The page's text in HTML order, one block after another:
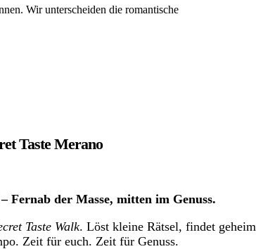
Wir unterscheiden die romantische
Taste Merano
Fernab der Masse, mitten im Genuss.
Taste Walk. Löst kleine Rätsel, findet
Zeit für euch. Zeit für Genuss.